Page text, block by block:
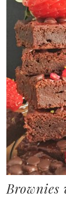
Brownies